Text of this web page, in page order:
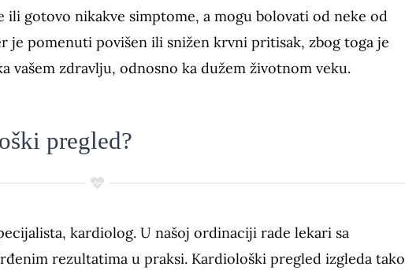
ili gotovo nikakve simptome, a mogu bolovati od neke od
je pomenuti povišen ili snižen krvni pritisak, zbog toga je
vašem zdravlju, odnosno ka dužem životnom veku.
pregled?
kardiolog. U našoj ordinaciji rade lekari sa
rezultatima u praksi. Kardiološki pregled izgleda tako